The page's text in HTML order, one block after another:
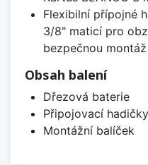
Flexibilní přípojné
3/8" maticí pro
bezpečnou montáž
Obsah balení
Dřezová baterie
Připojovací hadičky
Montážní balíček